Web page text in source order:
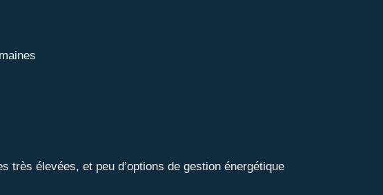
très élevées, et peu d’options de gestion énergétique